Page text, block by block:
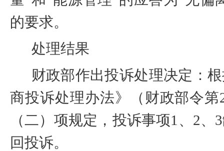
的要求。
处理结果
财政部作出投诉处理决定：
商投诉处理办法》（财政部令第
（二）项规定，投诉事项1 、 2、 3
回投诉。